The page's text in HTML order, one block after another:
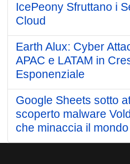
IcePeony Sfruttano i
Cloud
Earth Alux: Cyber
APAC e LATAM in
Esponenziale
Google Sheets sotto
scoperto malware
che minaccia il